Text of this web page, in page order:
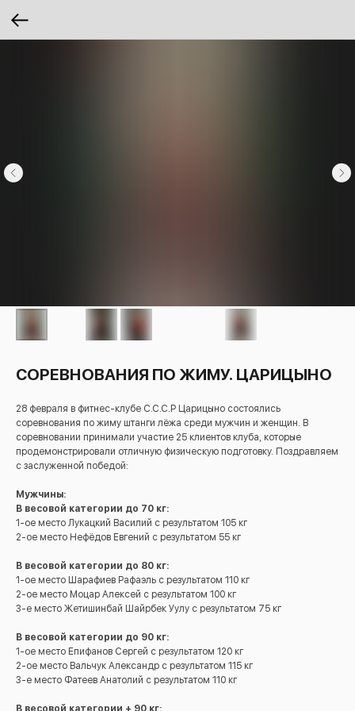
СОРЕВНОВАНИЯ ПО ЖИМУ. ЦАРИЦЫНО
28 февраля в фитнес-клубе С.С.С.Р Царицыно состоялись
соревнования по жиму штанги лёжа среди мужчин и женщин. В
соревновании принимали участие 25 клиентов клуба, которые
продемонстрировали отличную физическую подготовку. Поздравляем
с заслуженной победой:
Мужчины:
В весовой категории до 70 кг:
1-ое место Лукацкий Василий с результатом 105 кг
2-ое место Нефёдов Евгений с результатом 55 кг
В весовой категории до 80 кг:
1-ое место Шарафиев Рафаэль с результатом 110 кг
2-ое место Моцар Алексей с результатом 100 кг
3-е место Жетишинбай Шайрбек Уулу с результатом 75 кг
В весовой категории до 90 кг:
1-ое место Епифанов Сергей с результатом 120 кг
2-ое место Вальчук Александр с результатом 115 кг
3-е место Фатеев Анатолий с результатом 110 кг
В весовой категории + 90 кг: